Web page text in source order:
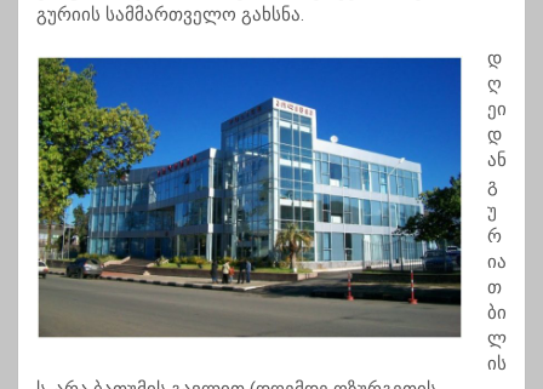
გურიის სამმართველო გახსნა.
დ
ღ
ეი
დ
ან
გ
უ
რ
ია
თ
ბი
ლ
ის